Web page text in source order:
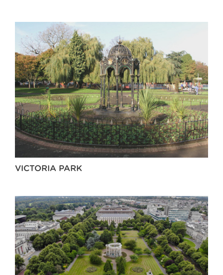
VICTORIA PARK